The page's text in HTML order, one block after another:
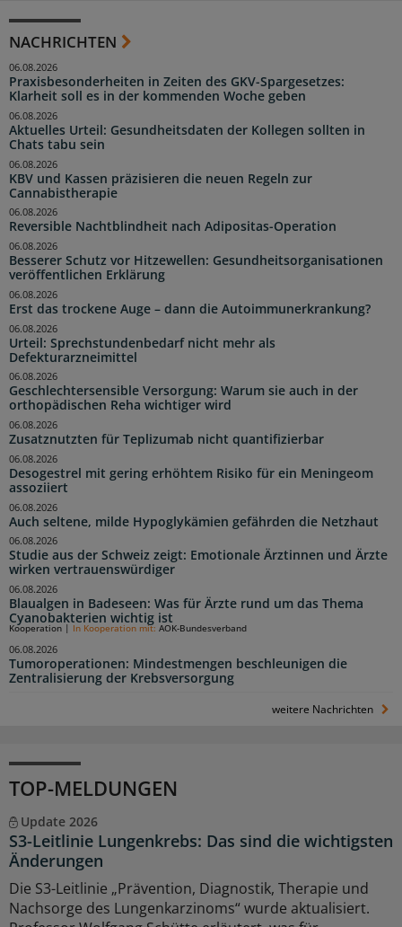
NACHRICHTEN
Praxisbesonderheiten in Zeiten des GKV-Spargesetzes:
Klarheit soll es in der kommenden Woche geben
06.08.2026
Aktuelles Urteil: Gesundheitsdaten der Kollegen sollten in
Chats tabu sein
06.08.2026
KBV und Kassen präzisieren die neuen Regeln zur
Cannabistherapie
06.08.2026
Reversible Nachtblindheit nach Adipositas-Operation
06.08.2026
Besserer Schutz vor Hitzewellen: Gesundheitsorganisationen
veröffentlichen Erklärung
06.08.2026
Erst das trockene Auge – dann die Autoimmunerkrankung?
06.08.2026
Urteil: Sprechstundenbedarf nicht mehr als
Defekturarzneimittel
06.08.2026
Geschlechtersensible Versorgung: Warum sie auch in der
orthopädischen Reha wichtiger wird
06.08.2026
Zusatznutzten für Teplizumab nicht quantifizierbar
06.08.2026
Desogestrel mit gering erhöhtem Risiko für ein Meningeom
assoziiert
06.08.2026
Auch seltene, milde Hypoglykämien gefährden die Netzhaut
06.08.2026
Studie aus der Schweiz zeigt: Emotionale Ärztinnen und Ärzte
wirken vertrauenswürdiger
06.08.2026
Blaualgen in Badeseen: Was für Ärzte rund um das Thema
Cyanobakterien wichtig ist
06.08.2026
Tumoroperationen: Mindestmengen beschleunigen die
Zentralisierung der Krebsversorgung
Kooperation | In Kooperation mit: AOK-Bundesverband
06.08.2026
weitere Nachrichten
TOP-MELDUNGEN
Update 2026
S3-Leitlinie Lungenkrebs: Das sind die wichtigsten
Änderungen
Die S3-Leitlinie „Prävention, Diagnostik, Therapie und
Nachsorge des Lungenkarzinoms“ wurde aktualisiert.